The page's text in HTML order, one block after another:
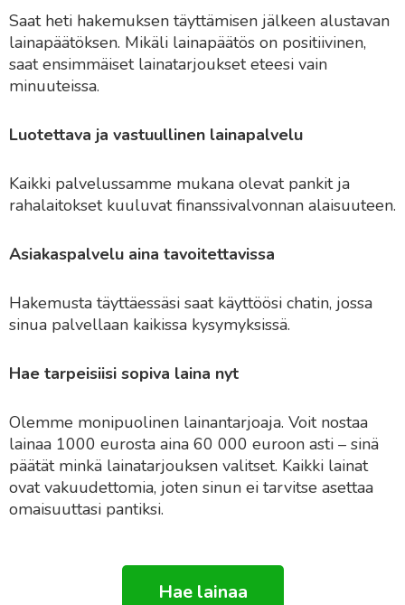
Saat heti hakemuksen täyttämisen jälkeen alustavan
lainapäätöksen. Mikäli lainapäätös on positiivinen,
saat ensimmäiset lainatarjoukset eteesi vain
minuuteissa.
Luotettava ja vastuullinen lainapalvelu
Kaikki palvelussamme mukana olevat pankit ja
rahalaitokset kuuluvat finanssivalvonnan alaisuuteen.
Asiakaspalvelu aina tavoitettavissa
Hakemusta täyttäessäsi saat käyttöösi chatin, jossa
sinua palvellaan kaikissa kysymyksissä.
Hae tarpeisiisi sopiva laina nyt
Olemme monipuolinen lainantarjoaja. Voit nostaa
lainaa 1000 eurosta aina 60 000 euroon asti – sinä
päätät minkä lainatarjouksen valitset. Kaikki lainat
ovat vakuudettomia, joten sinun ei tarvitse asettaa
omaisuuttasi pantiksi.
Hae lainaa